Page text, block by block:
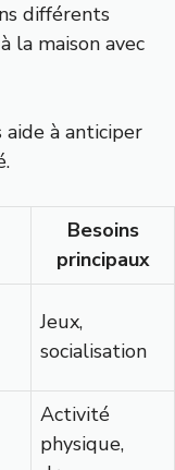
différents
la maison avec
à anticiper
Besoins
principaux
Jeux,
socialisation
Activité
physique,